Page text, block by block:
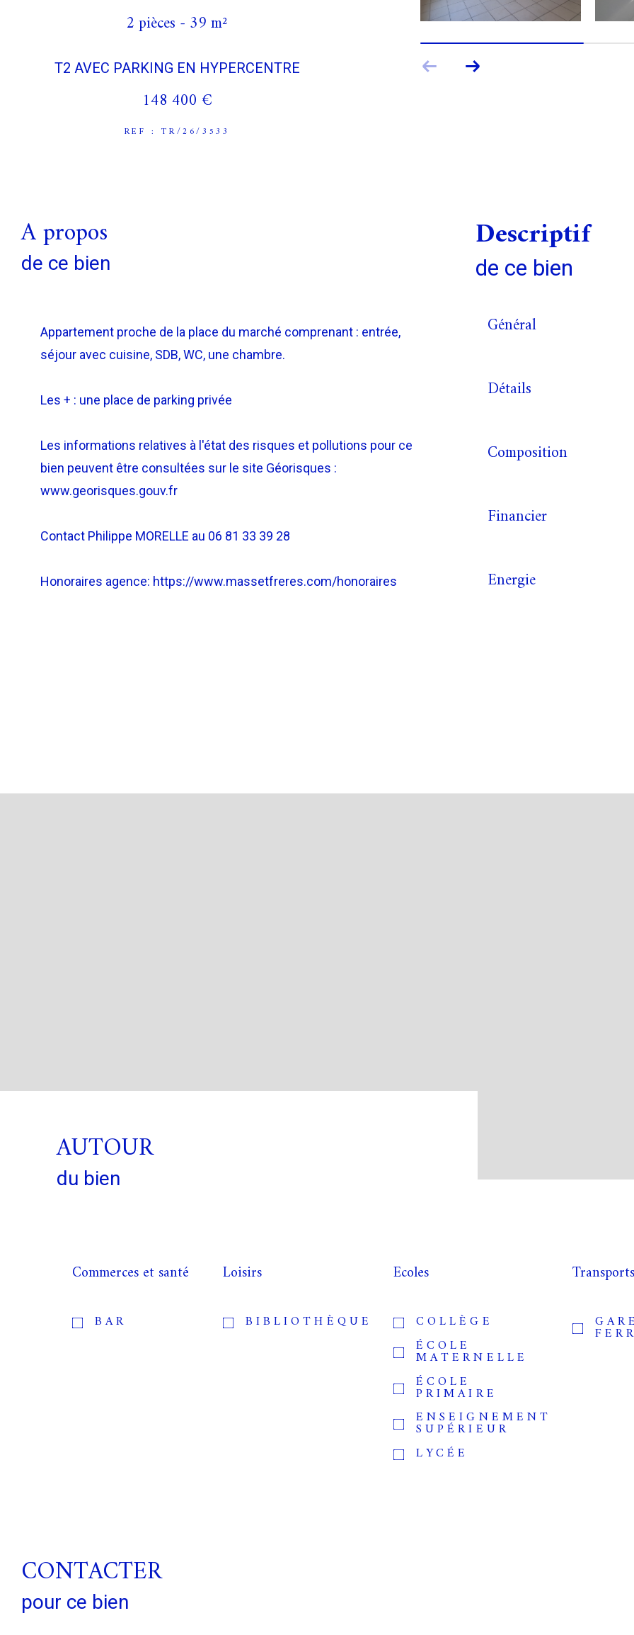
2 pièces - 39 m²
T2 AVEC PARKING EN HYPERCENTRE
148 400 €
REF : TR/26/3533
a propos
de ce bien
Appartement proche de la place du marché comprenant : entrée,
séjour avec cuisine, SDB, WC, une chambre.
Les + : une place de parking privée
Les informations relatives à l'état des risques et pollutions pour ce
bien peuvent être consultées sur le site Géorisques :
www.georisques.gouv.fr
Contact Philippe MORELLE au 06 81 33 39 28
Honoraires agence: https://www.massetfreres.com/honoraires
descriptif
de ce bien
Général
Détails
Composition
Financier
Energie
AUTOUR
du bien
Commerces et santé
BAR
Loisirs
BIBLIOTHÈQUE
Ecoles
COLLÈGE
ÉCOLE
MATERNELLE
ÉCOLE
PRIMAIRE
ENSEIGNEMENT
SUPÉRIEUR
LYCÉE
Transports
GARE
CONTACTER
pour ce bien